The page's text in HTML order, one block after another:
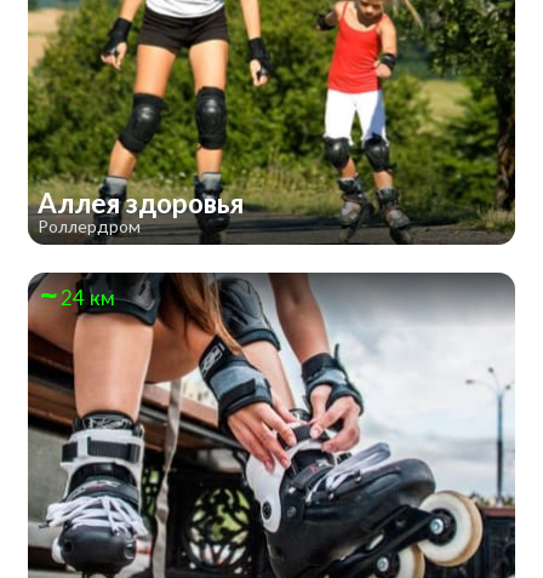
Аллея здоровья
Роллердром
24 км